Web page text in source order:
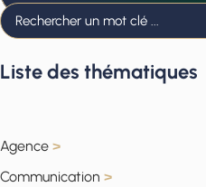
Liste des thématiques
Agence >
Communication >